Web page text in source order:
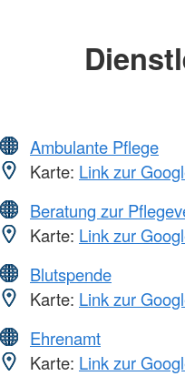
Ambulante Pflege
Karte: Link zur
Beratung zur
Karte: Link zur
Blutspende
Karte: Link zur
Ehrenamt
Karte: Link zur